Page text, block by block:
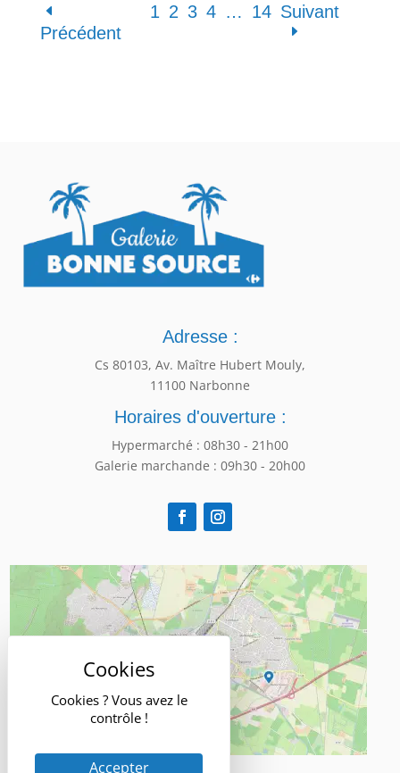
Cookies ? Vous avez le
contrôle !
Accepter
Précédent
1 2 3 4 … 14 Suivant
Adresse :
Cs 80103, Av. Maître Hubert Mouly,
11100 Narbonne
Horaires d'ouverture :
Hypermarché : 08h30 - 21h00
Galerie marchande : 09h30 - 20h00